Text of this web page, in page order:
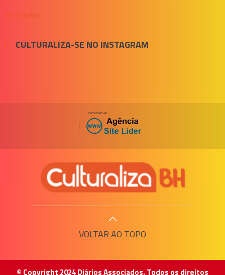
Meus Tuítes
CULTURALIZA-SE NO INSTAGRAM
|
VOLTAR AO TOPO
© Copyright 2024 Diários Associados. Todos os direitos